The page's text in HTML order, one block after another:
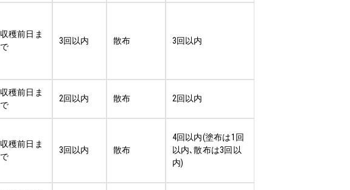
収穫前日ま
で
3回以内 散布 3回以内
収穫前日ま
で
2回以内 散布 2回以内
収穫前日ま
で
3回以内 散布
4回以内(塗布は1回
以内､散布は3回以
内)